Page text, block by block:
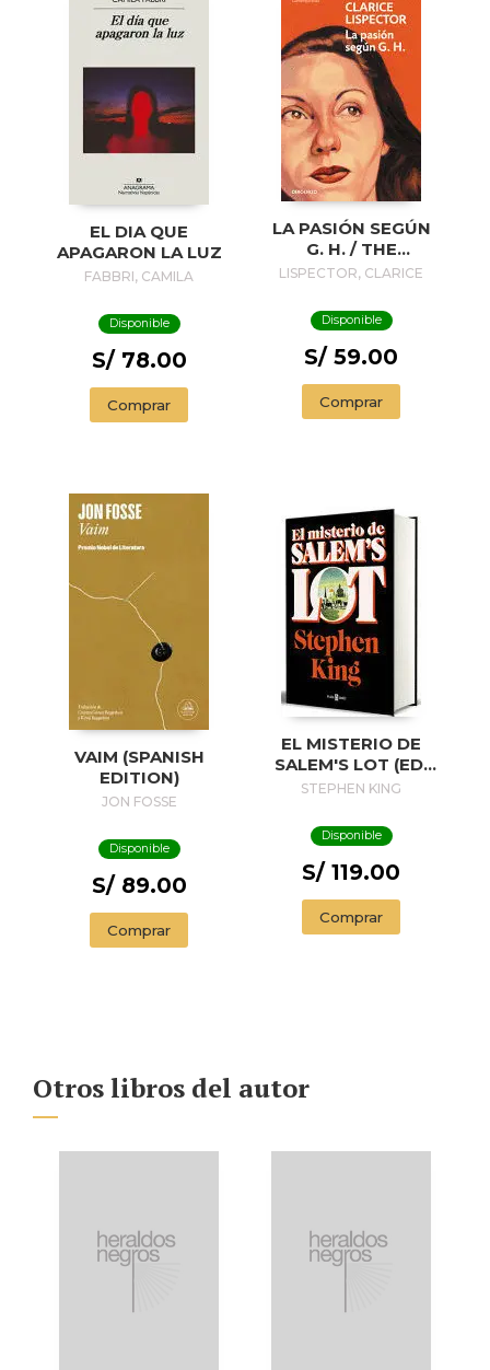
EL DIA QUE
APAGARON LA LUZ
FABBRI, CAMILA
Disponible
S/ 78.00
Comprar
LA PASIÓN SEGÚN
G. H. / THE
PASSION
H.
LISPECTOR, CLARICE
Disponible
S/ 59.00
Comprar
VAIM (SPANISH
EDITION)
JON FOSSE
Disponible
S/ 89.00
Comprar
EL MISTERIO DE
SALEM'S LOT (ED.
50 ANIVERSARIO) /
STEPHEN KING
Disponible
S/ 119.00
Comprar
Otros libros del autor